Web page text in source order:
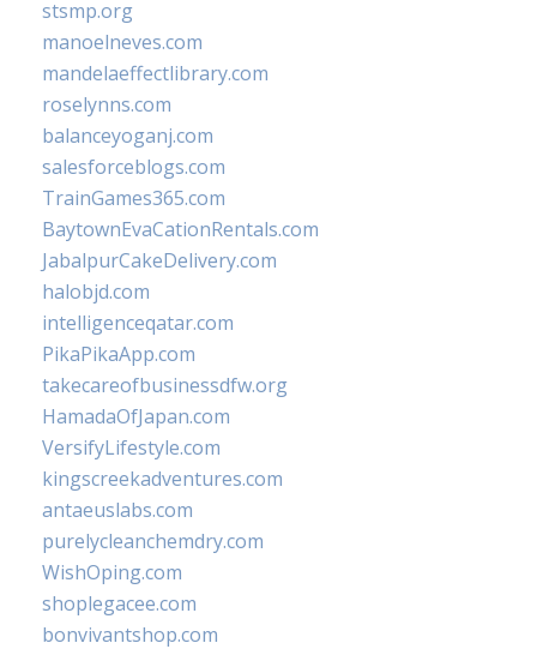
stsmp.org
manoelneves.com
mandelaeffectlibrary.com
roselynns.com
balanceyoganj.com
salesforceblogs.com
TrainGames365.com
BaytownEvaCationRentals.com
JabalpurCakeDelivery.com
halobjd.com
intelligenceqatar.com
PikaPikaApp.com
takecareofbusinessdfw.org
HamadaOfJapan.com
VersifyLifestyle.com
kingscreekadventures.com
antaeuslabs.com
purelycleanchemdry.com
WishOping.com
shoplegacee.com
bonvivantshop.com